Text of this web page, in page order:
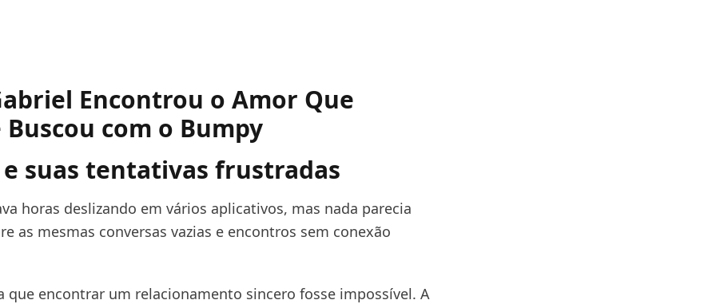
Encontrou o Amor Que
Buscou com o Bumpy
suas tentativas frustradas
horas deslizando em vários aplicativos, mas nada parecia
as mesmas conversas vazias e encontros sem conexão
que encontrar um relacionamento sincero fosse impossível. A